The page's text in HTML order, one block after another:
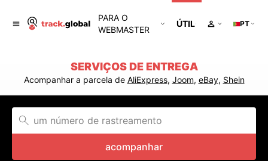
PARA O
WEBMASTER
ÚTIL PT
SERVIÇOS DE ENTREGA
Acompanhar a parcela de AliExpress, Joom, eBay, Shein
acompanhar